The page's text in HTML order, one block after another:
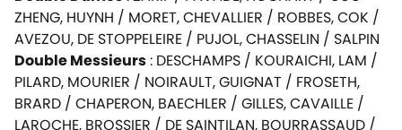
ZHENG, HUYNH / MORET, CHEVALLIER / ROBBES, COK /
AVEZOU, DE STOPPELEIRE / PUJOL, CHASSELIN / SALPIN
Double Messieurs: DESCHAMPS / KOURAICHI, LAM /
PILARD, MOURIER / NOIRAULT, GUIGNAT / FROSETH,
BRARD / CHAPERON, BAECHLER / GILLES, CAVAILLE /
LAROCHE, BROSSIER / DE SAINTILAN, BOURRASSAUD /